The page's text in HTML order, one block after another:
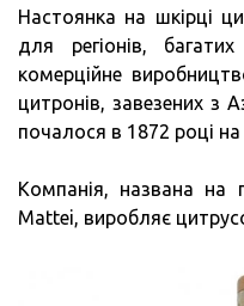
Настоянка на шкірці
для регіонів,
комерційне
цитронів, завезених з
почалося в 1872 році
Компанія, названа на
Mattei, виробляє